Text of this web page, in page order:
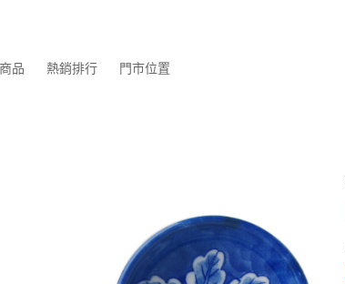
品 熱銷排行 門市位置